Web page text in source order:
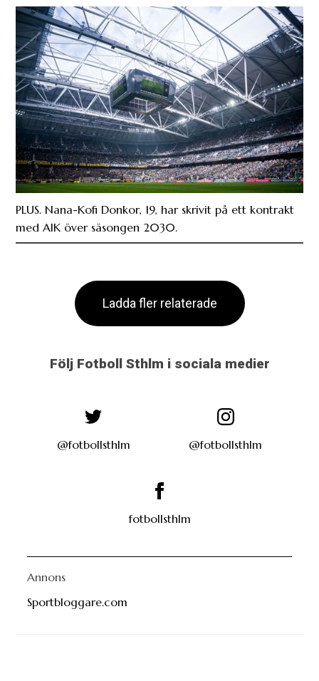
PLUS. Nana-Kofi Donkor, 19, har skrivit på ett kontrakt
med AIK över säsongen 2030.
Ladda fler relaterade
Följ Fotboll Sthlm i sociala medier
@fotbollsthlm @fotbollsthlm
fotbollsthlm
Annons
Sportbloggare.com